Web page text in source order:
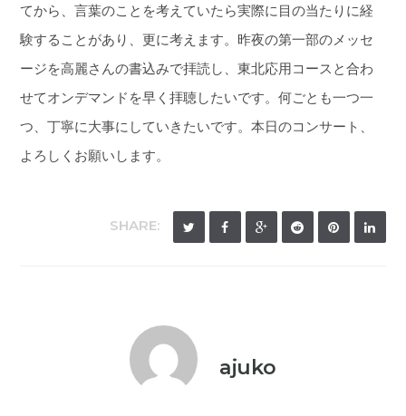
てから、言葉のことを考えていたら実際に目の当たりに経
験することがあり、更に考えます。昨夜の第一部のメッセ
ージを高麗さんの書込みで拝読し、東北応用コースと合わ
せてオンデマンドを早く拝聴したいです。何ごとも一つ一
つ、丁寧に大事にしていきたいです。本日のコンサート、
よろしくお願いします。
SHARE:
ajuko